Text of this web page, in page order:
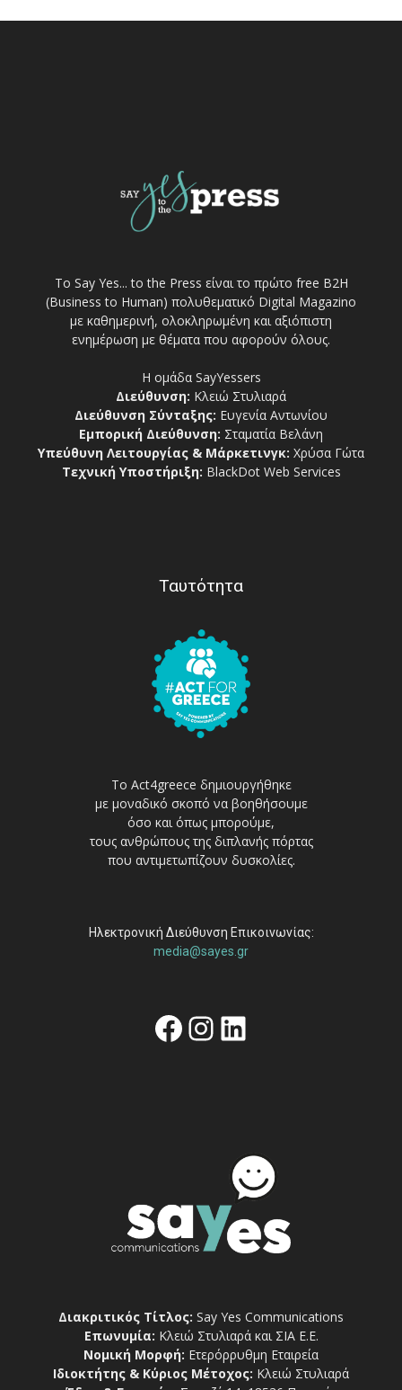
Το Say Yes... to the Press είναι το πρώτο free Β2Η
(Business to Human) πολυθεματικό Digital Magazino
με καθημερινή, ολοκληρωμένη και αξιόπιστη
ενημέρωση με θέματα που αφορούν όλους.
Η ομάδα SayYessers
Διεύθυνση: Κλειώ Στυλιαρά
Διεύθυνση Σύνταξης: Ευγενία Αντωνίου
Εμπορική Διεύθυνση: Σταματία Βελάνη
Υπεύθυνη Λειτουργίας & Μάρκετινγκ: Χρύσα Γώτα
Τεχνική Υποστήριξη: BlackDot Web Services
Ταυτότητα
Το Act4greece δημιουργήθηκε
με μοναδικό σκοπό να βοηθήσουμε
όσο και όπως μπορούμε,
τους ανθρώπους της διπλανής πόρτας
που αντιμετωπίζουν δυσκολίες.
Ηλεκτρονική Διεύθυνση Επικοινωνίας:
media@sayes.gr
Facebook
Instagram
Linkedin
Διακριτικός Τίτλος: Say Yes Communications
Επωνυμία: Κλειώ Στυλιαρά και ΣΙΑ Ε.Ε.
Νομική Μορφή: Ετερόρρυθμη Εταιρεία
Ιδιοκτήτης & Κύριος Μέτοχος: Κλειώ Στυλιαρά